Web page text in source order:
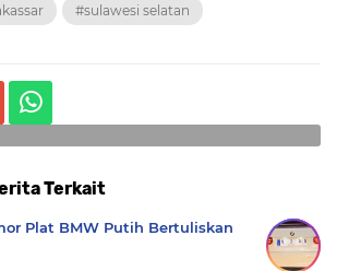
#sulawesi selatan
Terkait
Plat BMW Putih Bertuliskan